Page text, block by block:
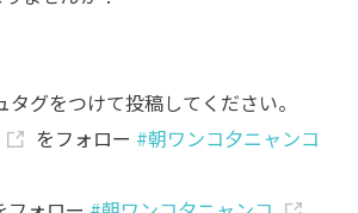
グをつけて投稿してください。
をフォロー #朝ワンコ夕ニャンコ